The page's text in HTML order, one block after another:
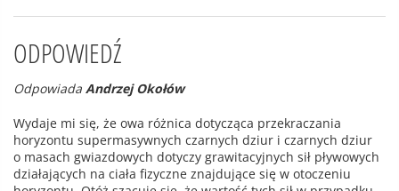
ODPOWIEDŹ
Odpowiada Andrzej Okołów
Wydaje mi się, że owa różnica dotycząca przekraczania
horyzontu supermasywnych czarnych dziur i czarnych dziur
o masach gwiazdowych dotyczy grawitacyjnych sił pływowych
działających na ciała fizyczne znajdujące się w otoczeniu